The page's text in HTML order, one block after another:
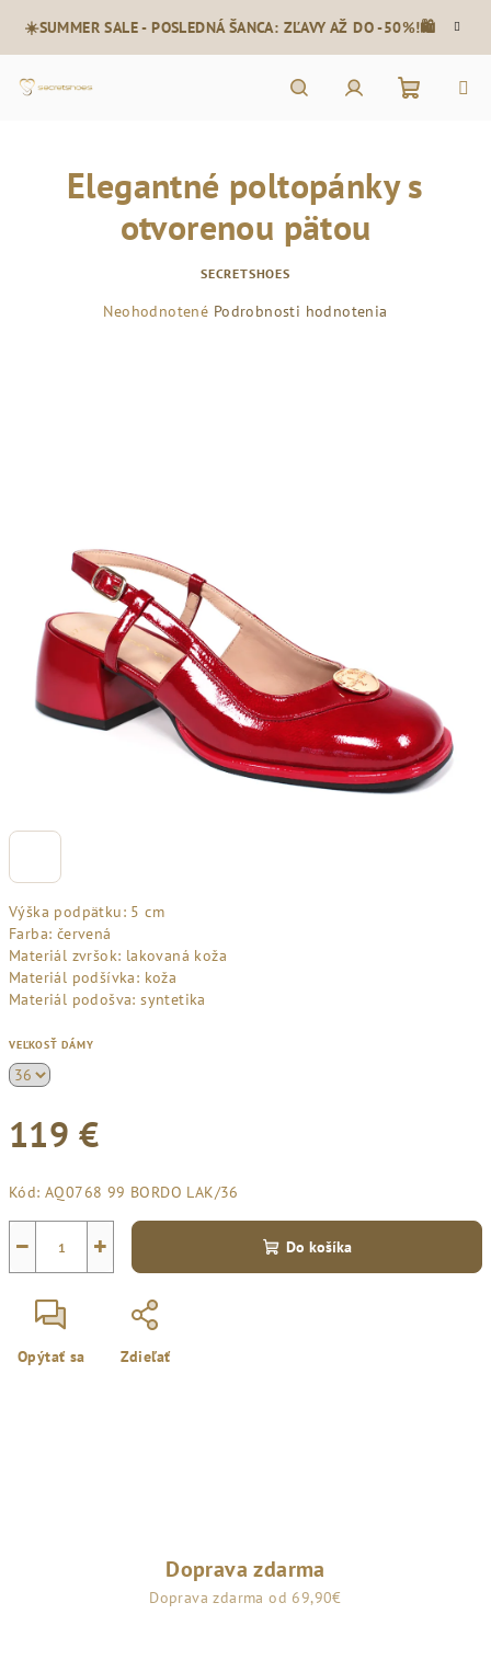
obsah
☀️SUMMER SALE - POSLEDNÁ ŠANCA: ZĽAVY AŽ DO -50%!🛍️
košík
Výška podpätku: 5 cm
Farba: červená
Materiál zvršok: lakovaná koža
Materiál podšívka: koža
Materiál podošva: syntetika
VEĽKOSŤ DÁMY
119 €
cena:
Kód: AQ0768 99 BORDO LAK/36
+
− Do košíka
Opýtať sa Zdieľať
Elegantné poltopánky s
otvorenou pätou
SECRETSHOES
Priemerné
Neohodnotené Podrobnosti hodnotenia
Doprava zdarma
Doprava zdarma od 69,90€